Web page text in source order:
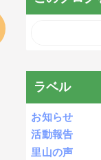
ラベル
お知らせ
活動報告
里山の声